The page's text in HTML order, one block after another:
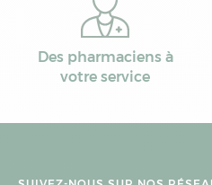
Des pharmaciens à
votre service